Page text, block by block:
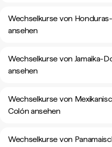
Wechselkurse von
ansehen
Wechselkurse von Jamaika-
ansehen
Wechselkurse von
Colón ansehen
Wechselkurse von